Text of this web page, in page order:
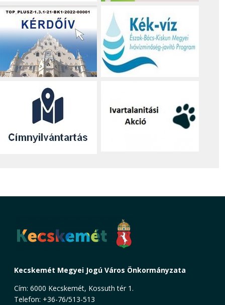
Kecskemét Megyei Jogú Város Önkormányzata
Cím: 6000 Kecskemét, Kossuth tér 1.
Telefon: +36-76/513-513